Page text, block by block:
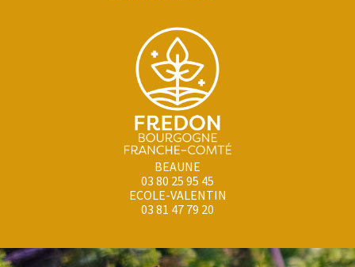
BEAUNE
03 80 25 95 45
ECOLE-VALENTIN
03 81 47 79 20